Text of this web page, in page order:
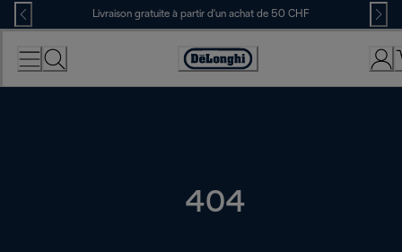
Skip
to
Content
Livraison gratuite à partir d'un achat de 50 CHF
Déclaration
d'accessibilité
404